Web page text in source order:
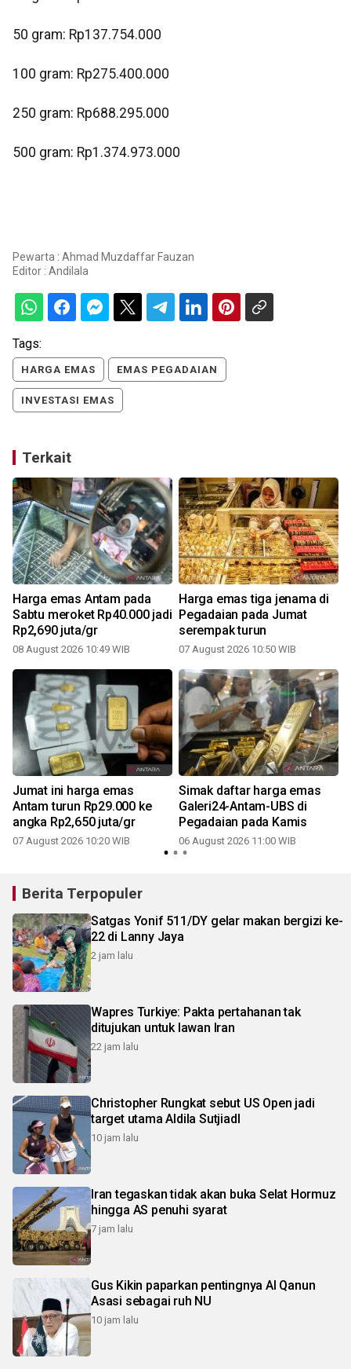
‎50 gram: Rp137.754.000
‎100 gram: Rp275.400.000
250 gram: Rp688.295.000
‎500 gram: Rp1.374.973.000
Pewarta : Ahmad Muzdaffar Fauzan
Editor : Andilala
Tags:
HARGA EMAS EMAS PEGADAIAN
INVESTASI EMAS
Terkait
Harga emas Antam pada
Sabtu meroket Rp40.000 jadi
Rp2,690 juta/gr
08 August 2026 10:49 WIB
Harga emas tiga jenama di
Pegadaian pada Jumat
serempak turun
07 August 2026 10:50 WIB
Jumat ini harga emas
Antam turun Rp29.000 ke
angka Rp2,650 juta/gr
07 August 2026 10:20 WIB
Simak daftar harga emas
Galeri24-Antam-UBS di
Pegadaian pada Kamis
06 August 2026 11:00 WIB
Berita Terpopuler
Satgas Yonif 511/DY gelar makan bergizi ke-
22 di Lanny Jaya
2 jam lalu
Wapres Turkiye: Pakta pertahanan tak
ditujukan untuk lawan Iran
22 jam lalu
Christopher Rungkat sebut US Open jadi
target utama Aldila SutjiadI
10 jam lalu
Iran tegaskan tidak akan buka Selat Hormuz
hingga AS penuhi syarat
7 jam lalu
Gus Kikin paparkan pentingnya Al Qanun
Asasi sebagai ruh NU
10 jam lalu